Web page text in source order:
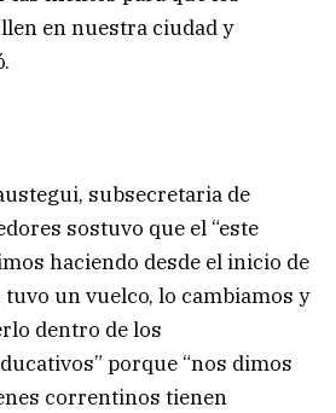
en nuestra ciudad y
subsecretaria de
sostuvo que el “este
haciendo desde el inicio de
un vuelco, lo cambiamos y
dentro de los
porque “nos dimos
correntinos tienen